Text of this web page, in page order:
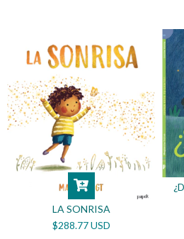
LA SONRISA
$288.77 USD